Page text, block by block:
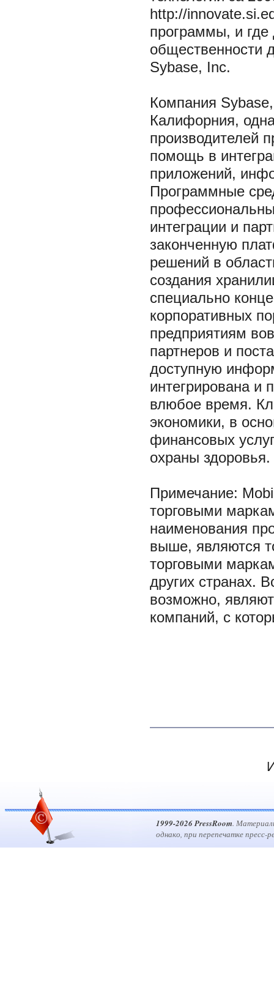
http://
программы, и где
общественности
Sybase, Inc.
Компания
Калифорния,
производителей
помощь в
приложений,
Программные
интеграции и
законченную
решений в
создания
специально
корпоративных
предприятиям
партнеров и
доступную
интегрирована и
влюбое время.
экономики, в
финансовых
охраны
Примечание:
торговыми
наименования
выше, являются
торговыми
других странах.
возможно,
компаний, с
1999-2026 PressRoom.
однако, при перепечатке пресс-